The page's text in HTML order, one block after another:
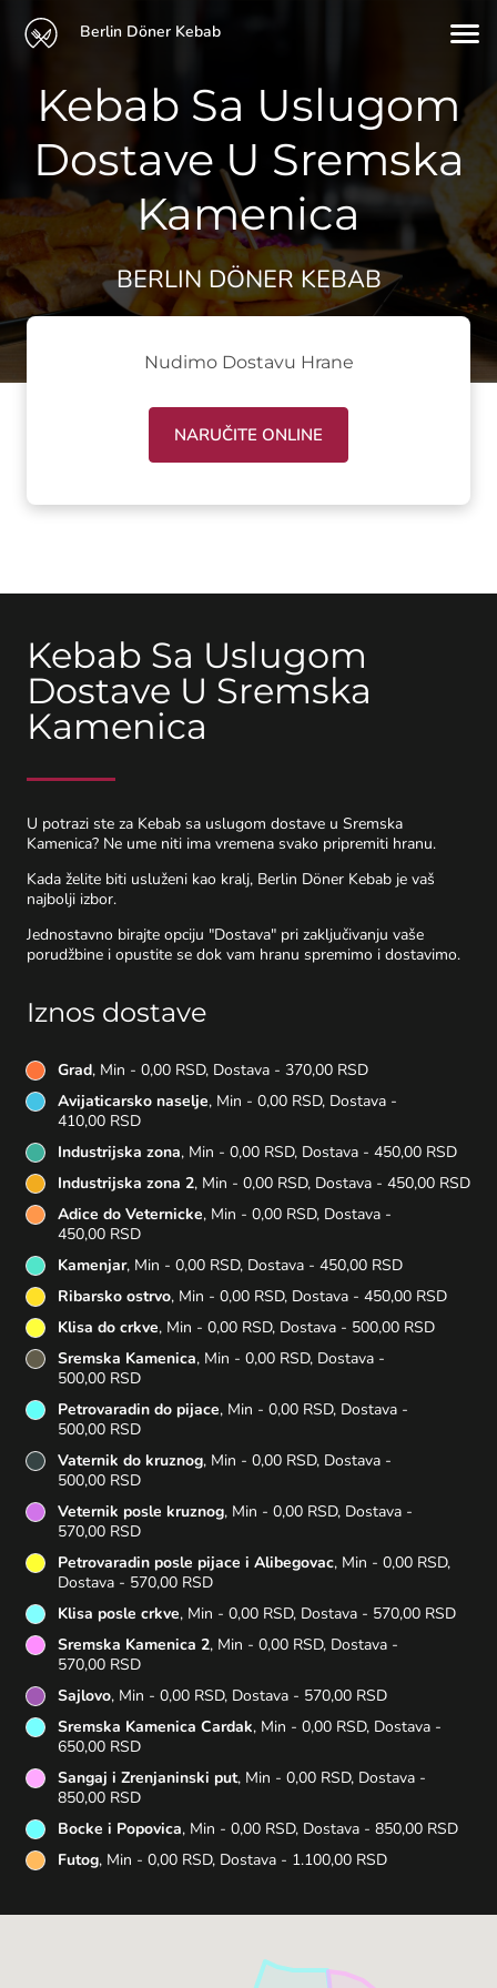
Berlin Döner Kebab
Kebab Sa Uslugom
Dostave U Sremska
Kamenica
BERLIN DÖNER KEBAB
Nudimo Dostavu Hrane
NARUČITE ONLINE
Kebab Sa Uslugom
Dostave U Sremska
Kamenica
U potrazi ste za Kebab sa uslugom dostave u Sremska
Kamenica? Ne ume niti ima vremena svako pripremiti hranu.
Kada želite biti usluženi kao kralj, Berlin Döner Kebab je vaš
najbolji izbor.
Jednostavno birajte opciju "Dostava" pri zaključivanju vaše
porudžbine i opustite se dok vam hranu spremimo i dostavimo.
Iznos dostave
Grad, Min - 0,00 RSD, Dostava - 370,00 RSD
Avijaticarsko naselje, Min - 0,00 RSD, Dostava -
410,00 RSD
Industrijska zona, Min - 0,00 RSD, Dostava - 450,00 RSD
Industrijska zona 2, Min - 0,00 RSD, Dostava - 450,00 RSD
Adice do Veternicke, Min - 0,00 RSD, Dostava -
450,00 RSD
Kamenjar, Min - 0,00 RSD, Dostava - 450,00 RSD
Ribarsko ostrvo, Min - 0,00 RSD, Dostava - 450,00 RSD
Klisa do crkve, Min - 0,00 RSD, Dostava - 500,00 RSD
Sremska Kamenica, Min - 0,00 RSD, Dostava -
500,00 RSD
Petrovaradin do pijace, Min - 0,00 RSD, Dostava -
500,00 RSD
Vaternik do kruznog, Min - 0,00 RSD, Dostava -
500,00 RSD
Veternik posle kruznog, Min - 0,00 RSD, Dostava -
570,00 RSD
Petrovaradin posle pijace i Alibegovac, Min - 0,00 RSD,
Dostava - 570,00 RSD
Klisa posle crkve, Min - 0,00 RSD, Dostava - 570,00 RSD
Sremska Kamenica 2, Min - 0,00 RSD, Dostava -
570,00 RSD
Sajlovo, Min - 0,00 RSD, Dostava - 570,00 RSD
Sremska Kamenica Cardak, Min - 0,00 RSD, Dostava -
650,00 RSD
Sangaj i Zrenjaninski put, Min - 0,00 RSD, Dostava -
850,00 RSD
Bocke i Popovica, Min - 0,00 RSD, Dostava - 850,00 RSD
Futog, Min - 0,00 RSD, Dostava - 1.100,00 RSD